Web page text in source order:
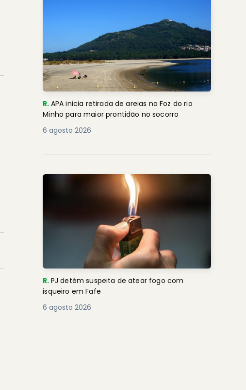
R. APA inicia retirada de areias na Foz do rio
Minho para maior prontidão no socorro
6 agosto 2026
R. PJ detém suspeita de atear fogo com
isqueiro em Fafe
6 agosto 2026